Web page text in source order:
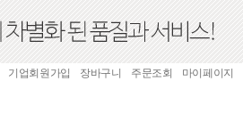
기업회원가입 장바구니 주문조회 마이페이지